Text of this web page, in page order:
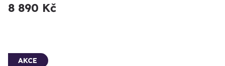
8 890 Kč
AKCE